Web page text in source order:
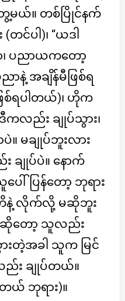
ေ့မယ်။ တစ်ပြိုင်နက်
င်ပါ)၊ “ယဒါ
ပညာယကတော့
နဲ့ အချိန်မီဖြစ်ရ
ြစ်ရပါတယ်)၊ ဟိုက
ကလည်း ချုပ်သွား၊
။ မချုပ်ဘူးလား
ချုပ်ပဲ။ နောက်
ေါ်ပြန်တော့ ဘုရား
နဲ့ လိုက်လို့ မဆိုဘူး
ဆိုတော့ သူလည်း
တဲ့အခါ သူက မြင်
ည်း ချုပ်တယ်။
ယ် ဘုရား)။